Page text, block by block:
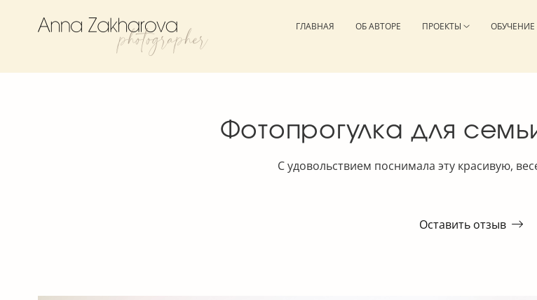
ГЛАВНАЯ ОБ АВТОРЕ ПРОЕКТЫ ОБУЧЕНИЕ
Фотопрогулка для
С удовольствием поснимала эту красивую,
Оставить отзыв